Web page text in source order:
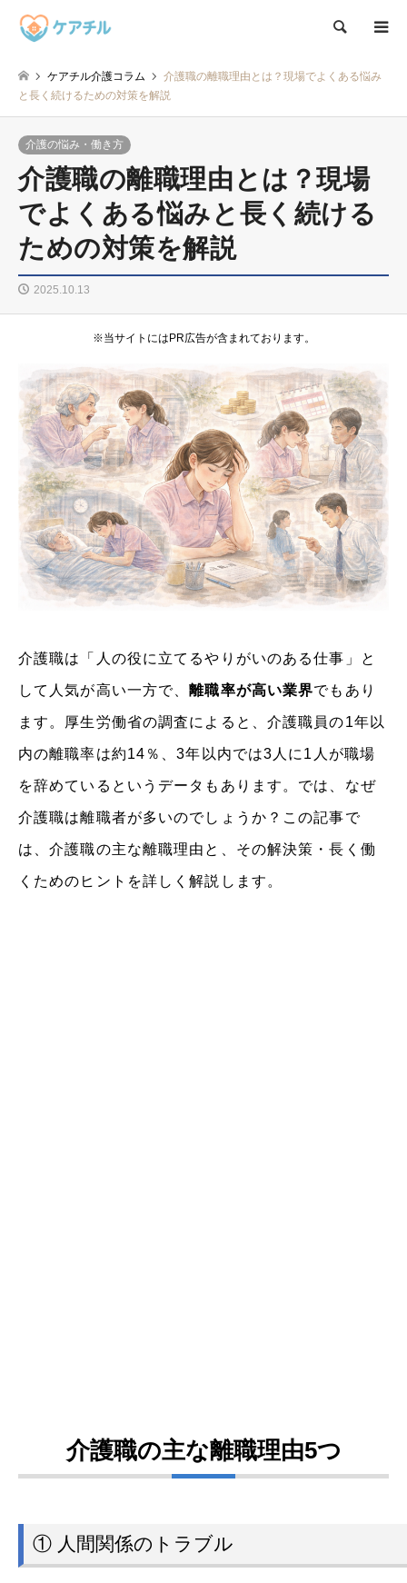
検索
ケアチル介護コラム
介護職の離職理由とは？現場でよくある悩み
と長く続けるための対策を解説
介護の悩み・働き方
介護職の離職理由とは？現場
でよくある悩みと長く続ける
ための対策を解説
2025.10.13
※当サイトにはPR広告が含まれております。
介護職は「人の役に立てるやりがいのある仕事」と
して人気が高い一方で、離職率が高い業界でもあり
ます。厚生労働省の調査によると、介護職員の1年以
内の離職率は約14％、3年以内では3人に1人が職場
を辞めているというデータもあります。では、なぜ
介護職は離職者が多いのでしょうか？この記事で
は、介護職の主な離職理由と、その解決策・長く働
くためのヒントを詳しく解説します。
介護職の主な離職理由5つ
① 人間関係のトラブル